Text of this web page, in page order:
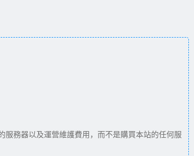
務器以及運營維護費用，而不是購買本站的任何服